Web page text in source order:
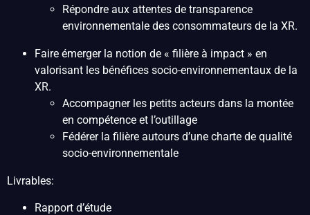
Répondre aux attentes de transparence
environnementale des consommateurs de la XR.
Faire émerger la notion de « filière à impact » en
valorisant les bénéfices socio-environnementaux de la
XR.
Accompagner les petits acteurs dans la montée
en compétence et l’outillage
Fédérer la filière autours d’une charte de qualité
socio-environnementale
Livrables:
Rapport d’étude